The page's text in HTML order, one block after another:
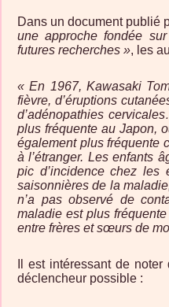
Dans un document publié
une approche fondée
futures recherches », les
« En 1967, Kawasaki
fièvre, d’éruptions
d’adénopathies
plus fréquente au Japon,
également plus fréquente
à l’étranger. Les enfants
pic d’incidence chez
saisonnières de la
n’a pas observé de
maladie est plus
entre frères et sœurs de
Il est intéressant de
déclencheur possible :